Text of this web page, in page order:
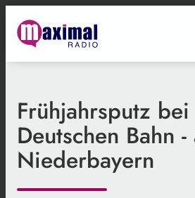
Frühjahrsputz
Deutschen Bahn
Niederbayern